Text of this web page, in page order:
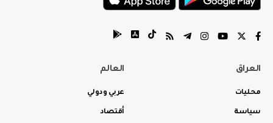
العراق
محليات
سياسة
العالم
عربي ودولي
أقتصاد